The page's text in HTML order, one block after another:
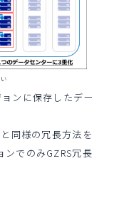
ンに保存したデー
同様の冗長方法を
ンでのみGZRS冗長